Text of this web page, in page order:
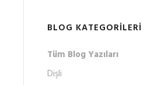
BLOG KATEGORILERI
Tüm Blog Yazıları
Dişli